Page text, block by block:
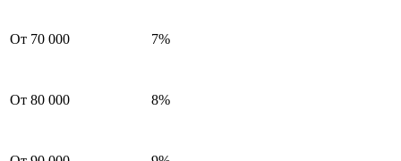
От 70 000 7%
От 80 000 8%